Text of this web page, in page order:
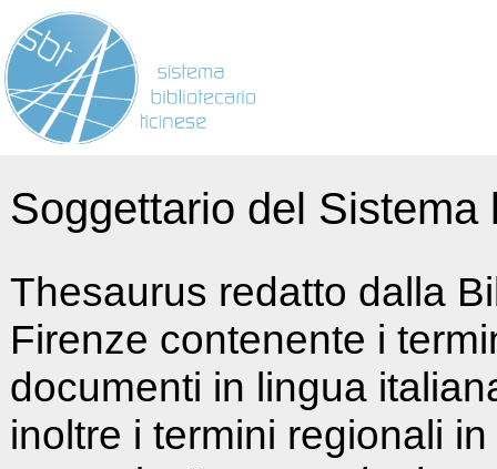
Soggettario del
Thesaurus redatto dalla
Firenze contenente i
documenti in lingua
inoltre i termini regionali